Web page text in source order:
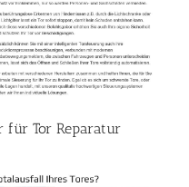
für Tor Reparatur